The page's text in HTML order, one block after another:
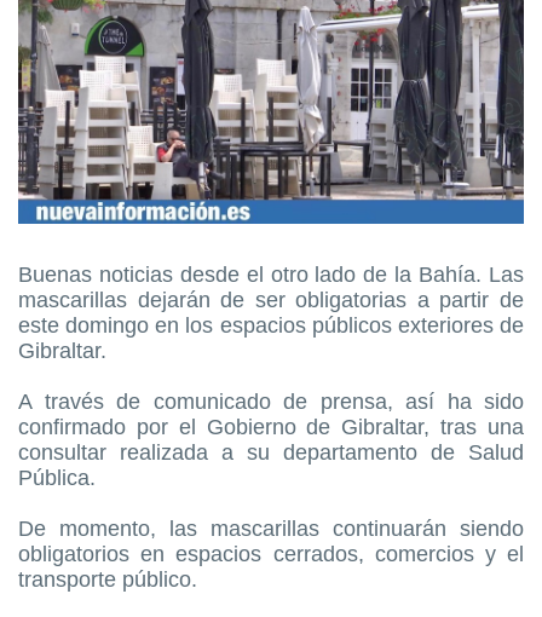
Buenas noticias desde el otro lado de la Bahía. Las
mascarillas dejarán de ser obligatorias a partir de
este domingo en los espacios públicos exteriores de
Gibraltar.
A través de comunicado de prensa, así ha sido
confirmado por el Gobierno de Gibraltar, tras una
consultar realizada a su departamento de Salud
Pública.
De momento, las mascarillas continuarán siendo
obligatorios en espacios cerrados, comercios y el
transporte público.